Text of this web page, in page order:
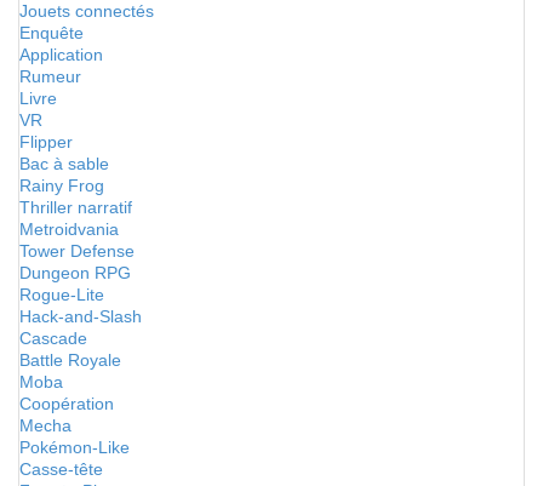
Jouets connectés
Enquête
Application
Rumeur
Livre
VR
Flipper
Bac à sable
Rainy Frog
Thriller narratif
Metroidvania
Tower Defense
Dungeon RPG
Rogue-Lite
Hack-and-Slash
Cascade
Battle Royale
Moba
Coopération
Mecha
Pokémon-Like
Casse-tête